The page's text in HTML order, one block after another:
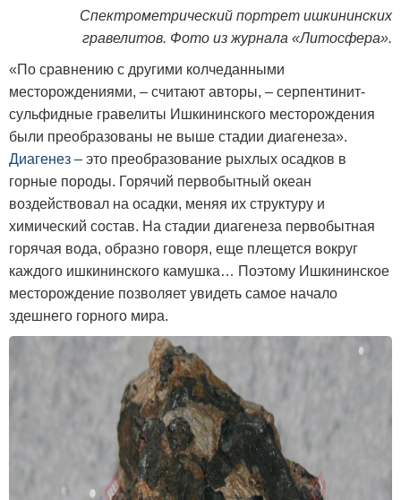
Спектрометрический портрет ишкининских
гравелитов. Фото из журнала «Литосфера».
«По сравнению с другими колчеданными
месторождениями, – считают авторы, – серпентинит-
сульфидные гравелиты Ишкининского месторождения
были преобразованы не выше стадии диагенеза».
Диагенез – это преобразование рыхлых осадков в
горные породы. Горячий первобытный океан
воздействовал на осадки, меняя их структуру и
химический состав. На стадии диагенеза первобытная
горячая вода, образно говоря, еще плещется вокруг
каждого ишкининского камушка… Поэтому Ишкининское
месторождение позволяет увидеть самое начало
здешнего горного мира.